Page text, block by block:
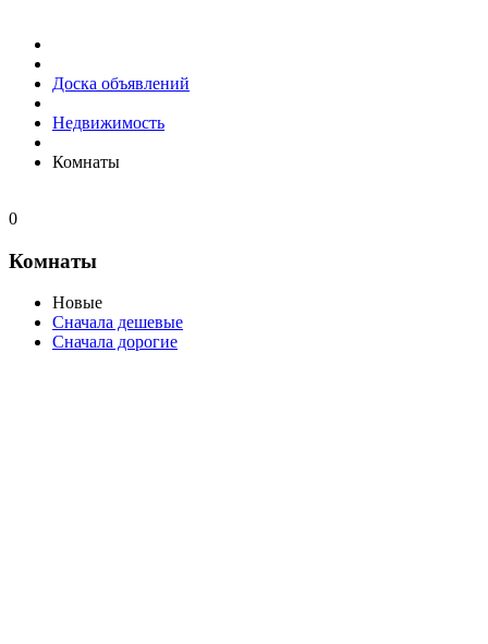
Доска объявлений
Недвижимость
Комнаты
0
Комнаты
Новые
Сначала дешевые
Сначала дорогие